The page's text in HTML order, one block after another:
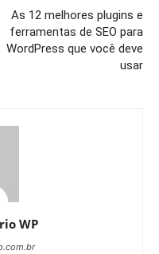
As 12 melhores plugins e
ferramentas de SEO para
WordPress que você deve
usar
WP